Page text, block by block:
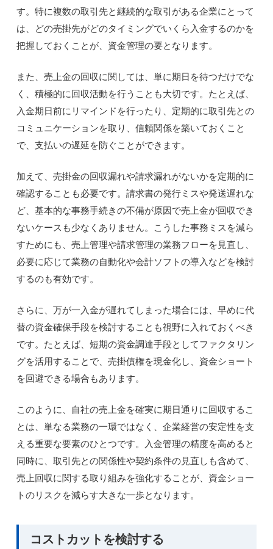
す。特に複数の取引先と継続的な取引がある企業にとって
は、どの売掛先がどのタイミングでいくら入金するのかを
把握しておくことが、資金管理の要となります。
また、売上金の回収に関しては、単に期日を待つだけでな
く、積極的に回収活動を行うことも大切です。たとえば、
入金期日前にリマインドを行ったり、定期的に取引先との
コミュニケーションを取り、信頼関係を築いておくこと
で、支払いの遅延を防ぐことができます。
加えて、売掛金の回収漏れや請求漏れがないかを定期的に
確認することも必要です。請求書の発行ミスや発送遅れな
ど、基本的な事務手続きの不備が原因で売上金が回収でき
ないケースも少なくありません。こうした事務ミスを減ら
すためにも、売上管理や請求管理の業務フローを見直し、
必要に応じて業務の自動化や会計ソフトの導入などを検討
するのも有効です。
さらに、万が一入金が遅れてしまった場合には、早めに代
替の資金確保手段を検討することも視野に入れておくべき
です。たとえば、短期の資金調達手段としてファクタリン
グを活用することで、売掛債権を現金化し、資金ショート
を回避できる場合もあります。
このように、自社の売上金を確実に期日通りに回収するこ
とは、単なる業務の一環ではなく、企業経営の安定性を支
える重要な要素のひとつです。入金管理の精度を高めると
同時に、取引先との関係性や契約条件の見直しも含めて、
売上回収に関する取り組みを強化することが、資金ショー
トのリスクを減らす大きな一歩となります。
コストカットを検討する